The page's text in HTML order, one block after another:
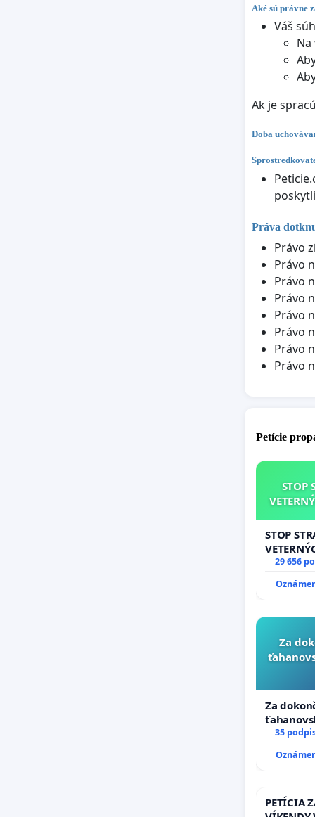
Aké sú právne
Váš
Ak je
Doba
Práva
Právo
Právo
Právo
Právo
Právo
Právo
Právo
Právo
Petície
STOP
STOP
29 656
Za
Za
duchu.
35
PETÍCIA